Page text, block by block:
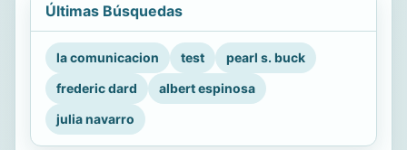
Últimas Búsquedas
la comunicacion test
pearl s. buck
frederic dard
albert espinosa
julia navarro